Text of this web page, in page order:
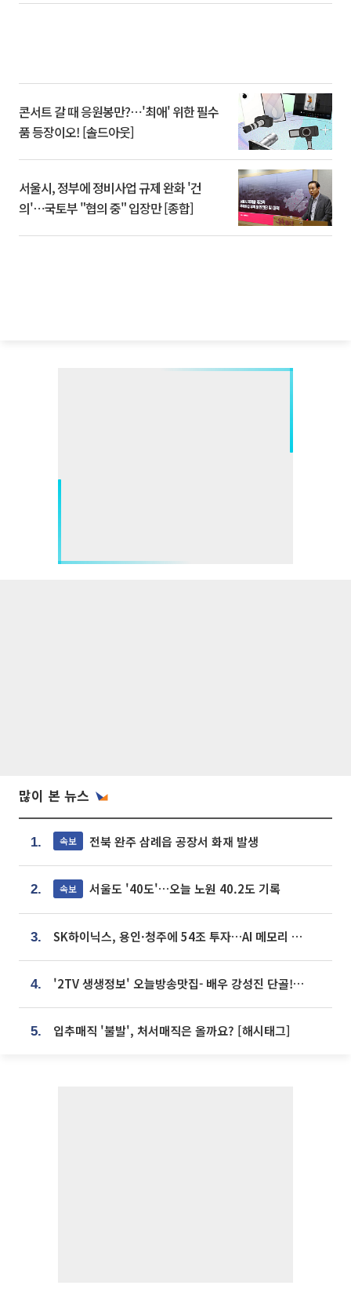
콘서트 갈 때 응원봉만?⋯'최애' 위한 필수
품 등장이오! [솔드아웃]
서울시, 정부에 정비사업 규제 완화 '건
의'⋯국토부 "협의 중" 입장만 [종합]
많이 본 뉴스
1. 속보 전북 완주 삼례읍 공장서 화재 발생
2. 속보 서울도 '40도'…오늘 노원 40.2도 기록
3. SK하이닉스, 용인·청주에 54조 투자…AI 메모리 생산기지 키운다
4. '2TV 생생정보' 오늘방송맛집- 배우 강성진 단골! 쌀국수ㆍ푸팟퐁 커리 맛집 '블○○○'
5. 입추매직 '불발', 처서매직은 올까요? [해시태그]